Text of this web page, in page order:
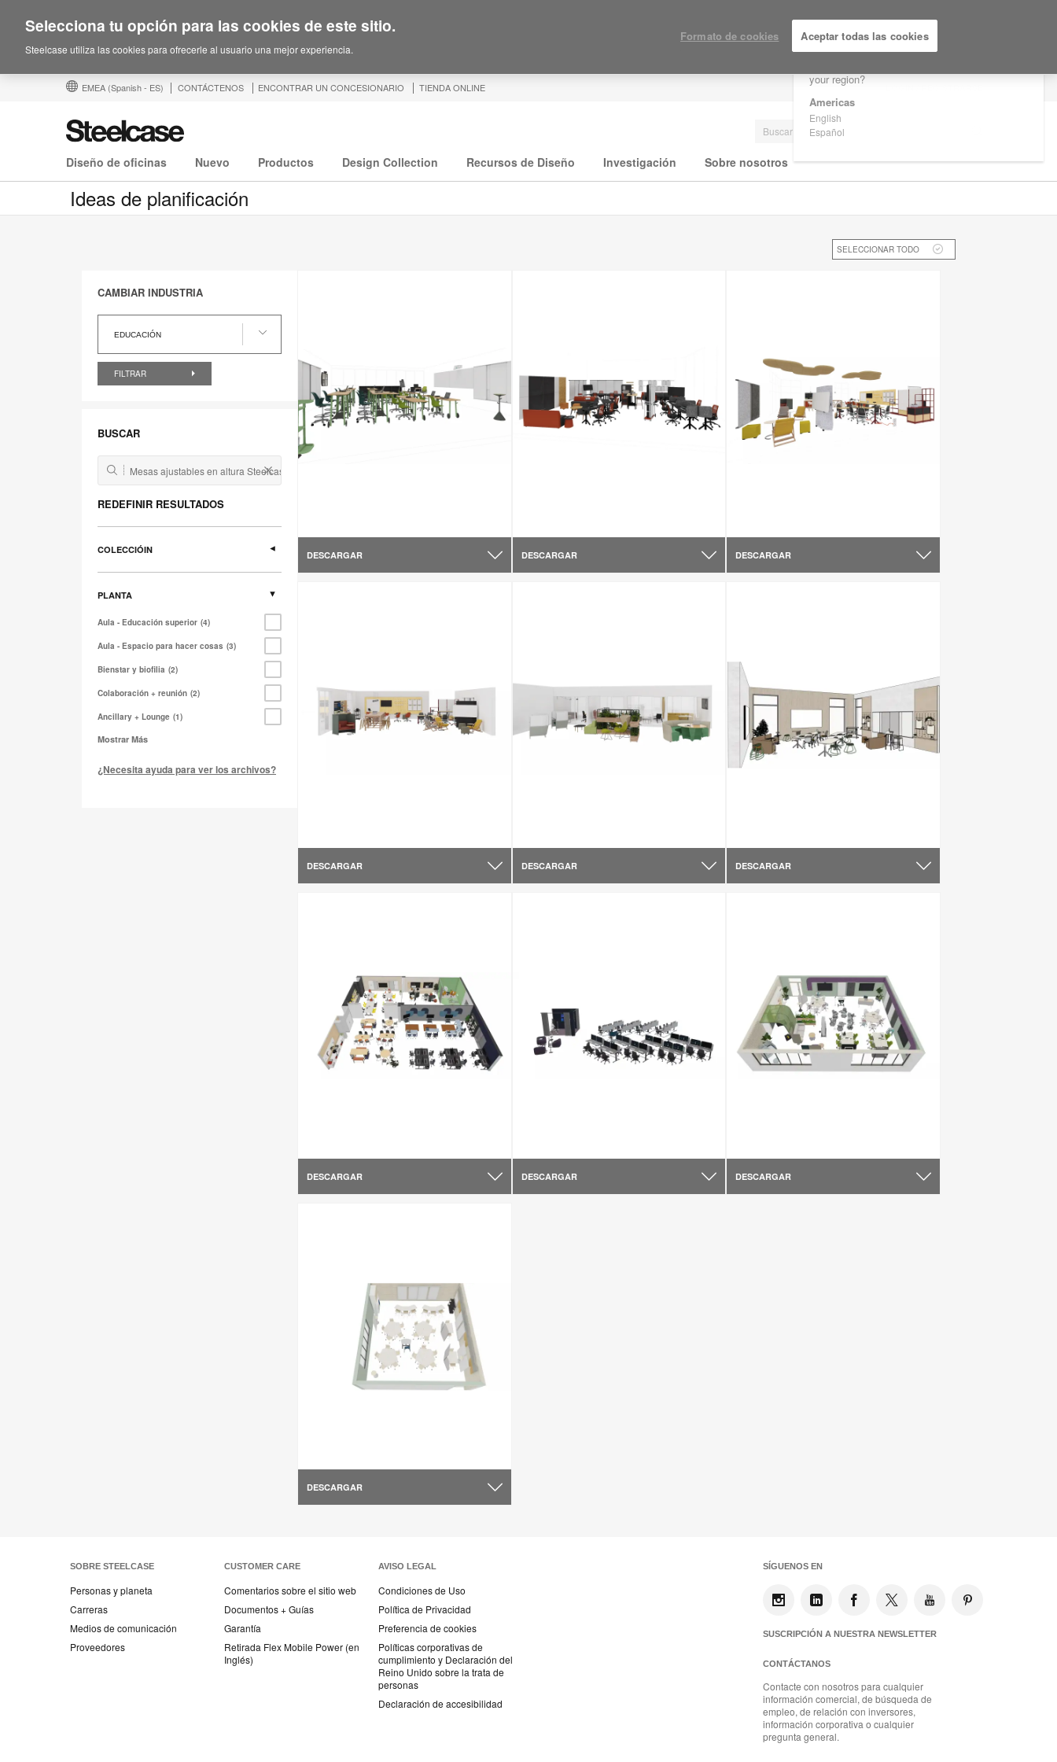
Are you in United States?
your region?
Americas
English
Español
EMEA (Spanish - ES) CONTÁCTENOS ENCONTRAR UN CONCESIONARIO TIENDA ONLINE
Diseño de oficinas Nuevo Productos Design Collection Recursos de Diseño Investigación Sobre nosotros
Ideas de planificación
CAMBIAR INDUSTRIA
EDUCACIÓN
industria
FILTRAR
BUSCAR
REDEFINIR RESULTADOS
COLECCIÓIN
PLANTA
Aula - Educación superior 4
Aula - Espacio para hacer cosas 3
Bienstar y biofilia 2
Colaboración + reunión 2
Ancillary + Lounge 1
Mostrar Más
¿Necesita ayuda para ver los archivos?
SELECCIONAR TODO
DESCARGAR DESCARGAR DESCARGAR
DESCARGAR DESCARGAR DESCARGAR
DESCARGAR DESCARGAR DESCARGAR
DESCARGAR
SOBRE STEELCASE
Personas y planeta
Carreras
Medios de comunicación
Proveedores
CUSTOMER CARE
Comentarios sobre el sitio web
Documentos + Guías
Garantía
Retirada Flex Mobile Power (en
Inglés)
AVISO LEGAL
Condiciones de Uso
Política de Privacidad
Preferencia de cookies
Políticas corporativas de
cumplimiento y Declaración del
Reino Unido sobre la trata de
personas
Declaración de accesibilidad
SÍGUENOS EN
SUSCRIPCIÓN A NUESTRA NEWSLETTER
CONTÁCTANOS
Contacte con nosotros para cualquier
información comercial, de búsqueda de
empleo, de relación con inversores,
información corporativa o cualquier
pregunta general.
Selecciona tu opción para las cookies de este sitio.
Steelcase utiliza las cookies para ofrecerle al usuario una mejor experiencia.
Formato de cookies Aceptar todas las cookies